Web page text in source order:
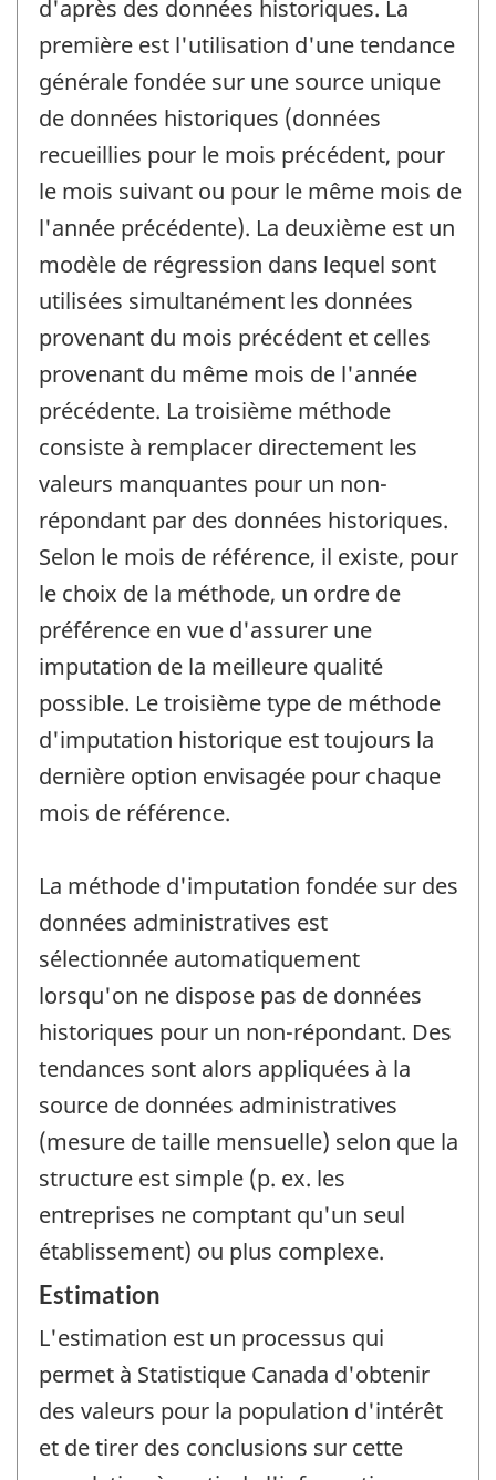
d'après des données historiques. La
première est l'utilisation d'une tendance
générale fondée sur une source unique
de données historiques (données
recueillies pour le mois précédent, pour
le mois suivant ou pour le même mois de
l'année précédente). La deuxième est un
modèle de régression dans lequel sont
utilisées simultanément les données
provenant du mois précédent et celles
provenant du même mois de l'année
précédente. La troisième méthode
consiste à remplacer directement les
valeurs manquantes pour un non-
répondant par des données historiques.
Selon le mois de référence, il existe, pour
le choix de la méthode, un ordre de
préférence en vue d'assurer une
imputation de la meilleure qualité
possible. Le troisième type de méthode
d'imputation historique est toujours la
dernière option envisagée pour chaque
mois de référence.
La méthode d'imputation fondée sur des
données administratives est
sélectionnée automatiquement
lorsqu'on ne dispose pas de données
historiques pour un non-répondant. Des
tendances sont alors appliquées à la
source de données administratives
(mesure de taille mensuelle) selon que la
structure est simple (p. ex. les
entreprises ne comptant qu'un seul
établissement) ou plus complexe.
Estimation
L'estimation est un processus qui
permet à Statistique Canada d'obtenir
des valeurs pour la population d'intérêt
et de tirer des conclusions sur cette